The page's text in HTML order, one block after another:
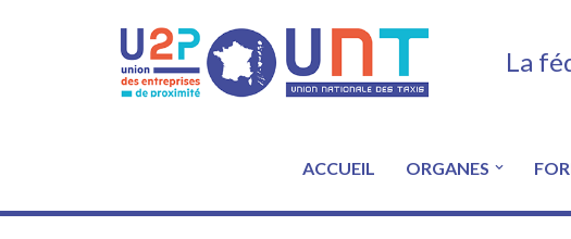
La
ACCUEIL ORGANES